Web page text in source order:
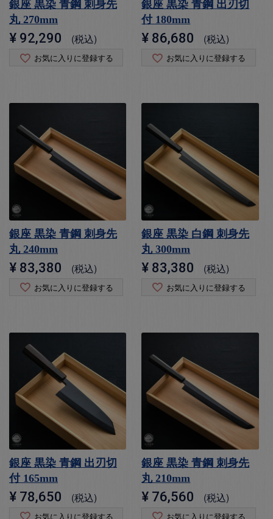
銀座 黒染 青鋼 刺身先
丸 270mm
¥ 92,290 税込
お気に入りに登録する
銀座 黒染 青鋼 出刃切
付 180mm
¥ 86,680 税込
お気に入りに登録する
銀座 黒染 青鋼 刺身先
丸 240mm
¥ 83,380 税込
お気に入りに登録する
銀座 黒染 白鋼 刺身先
丸 300mm
¥ 83,380 税込
お気に入りに登録する
銀座 黒染 青鋼 出刃切
付 165mm
¥ 78,650 税込
お気に入りに登録する
銀座 黒染 青鋼 刺身先
丸 210mm
¥ 76,560 税込
お気に入りに登録する